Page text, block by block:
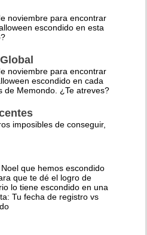
noviembre para encontrar
escondido en esta
noviembre para encontrar
escondido en cada
de Memondo. ¿Te atreves?
imposibles de conseguir,
que hemos escondido
que te dé el logro de
lo tiene escondido en una
Tu fecha de registro vs